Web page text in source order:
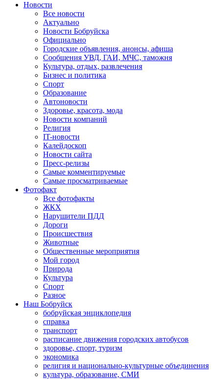
Новости
Все новости
Актуально
Новости Бобруйска
Официально
Городские объявления, анонсы, афиша
Сообщения УВД, ГАИ, МЧС, таможня
Культура, отдых, развлечения
Бизнес и политика
Спорт
Образование
Автоновости
Здоровье, красота, мода
Новости компаний
Религия
IT-новости
Калейдоскоп
Новости сайта
Пресс-релизы
Самые комментируемые
Самые просматриваемые
Фотофакт
Все фотофакты
ЖКХ
Нарушители ПДД
Дороги
Происшествия
Животные
Общественные мероприятия
Мой город
Природа
Культура
Спорт
Разное
Наш Бобруйск
бобруйская энциклопедия
справка
транспорт
расписание движения городских автобусов
здоровье, спорт, туризм
экономика
религия и национально-культурные объединения
культура, образование, СМИ